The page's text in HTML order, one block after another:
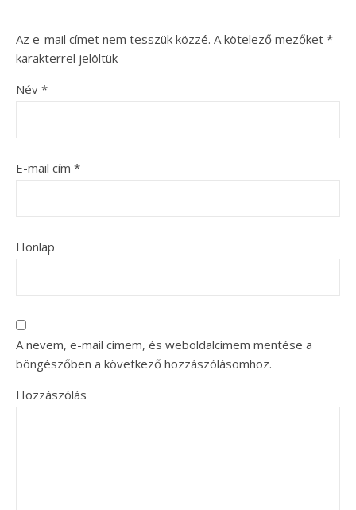
Az e-mail címet nem tesszük közzé. A kötelező mezőket *
karakterrel jelöltük
Név *
E-mail cím *
Honlap
A nevem, e-mail címem, és weboldalcímem mentése a
böngészőben a következő hozzászólásomhoz.
Hozzászólás